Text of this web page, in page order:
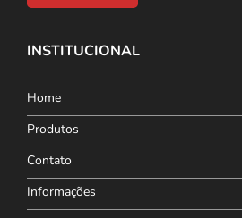
INSTITUCIONAL
Home
Produtos
Contato
Informações